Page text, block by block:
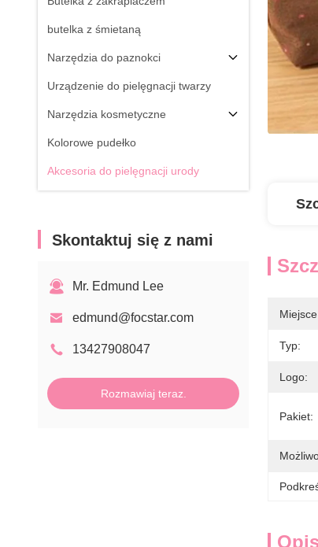
butelka z śmietaną
Narzędzia do paznokci
Urządzenie do pielęgnacji twarzy
Narzędzia kosmetyczne
Kolorowe pudełko
Akcesoria do pielęgnacji urody
Skontaktuj się z nami
Mr. Edmund Lee
edmund@focstar.com
13427908047
Rozmawiaj teraz.
Typ:
Logo:
Pakiet: